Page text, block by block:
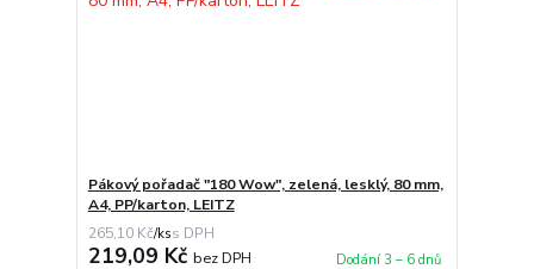
Pákový pořadač "180 Wow", zelená, lesklý, 80 mm,
A4, PP/karton, LEITZ
265,10 Kč/ks
219,09 Kč bez DPH Dodání 3 – 6 dnů